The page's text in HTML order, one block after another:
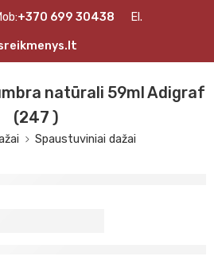
+370 699 30438 El.
natūrali 59ml Adigraf
(247 )
Spaustuviniai dažai